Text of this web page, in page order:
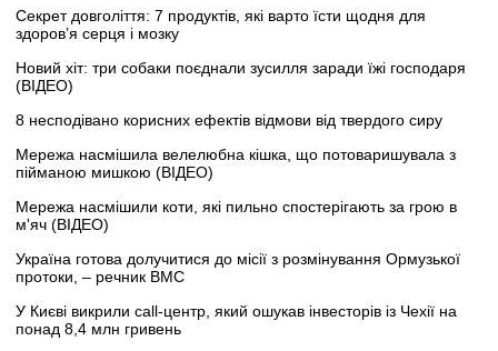
Секрет довголіття: 7 продуктів, які варто їсти щодня для
здоров’я серця і мозку
Новий хіт: три собаки поєднали зусилля заради їжі господаря
(ВІДЕО)
8 несподівано корисних ефектів відмови від твердого сиру
Мережа насмішила велелюбна кішка, що потоваришувала з
пійманою мишкою (ВІДЕО)
Мережа насмішили коти, які пильно спостерігають за грою в
м'яч (ВІДЕО)
Україна готова долучитися до місії з розмінування Ормузької
протоки, – речник ВМС
У Києві викрили call-центр, який ошукав інвесторів із Чехії на
понад 8,4 млн гривень